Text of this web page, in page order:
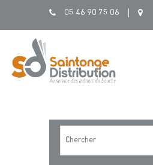
05 46 90 75 06